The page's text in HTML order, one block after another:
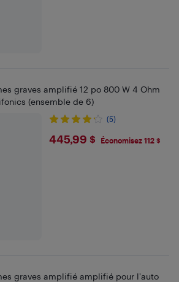
graves amplifié 12 po 800 W 4 Ohm
(ensemble de 6)
(5)
$445.99
445,99 $ Économisez 112 $
graves amplifié amplifié pour l'auto